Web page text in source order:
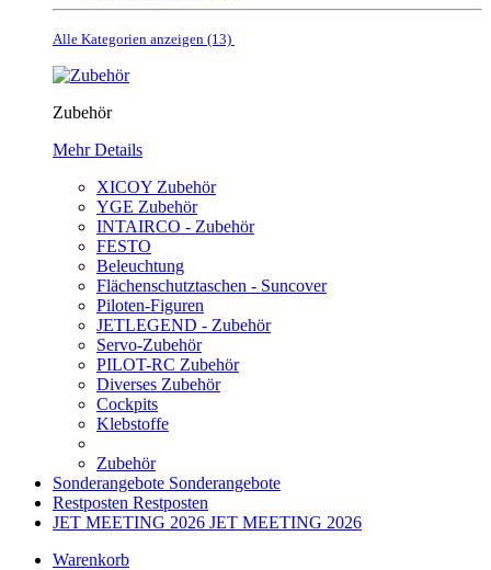
Alle Kategorien anzeigen (13)
Zubehör
Mehr Details
XICOY Zubehör
YGE Zubehör
INTAIRCO - Zubehör
FESTO
Beleuchtung
Flächenschutztaschen - Suncover
Piloten-Figuren
JETLEGEND - Zubehör
Servo-Zubehör
PILOT-RC Zubehör
Diverses Zubehör
Cockpits
Klebstoffe
Zubehör
Sonderangebote Sonderangebote
Restposten Restposten
JET MEETING 2026 JET MEETING 2026
Warenkorb